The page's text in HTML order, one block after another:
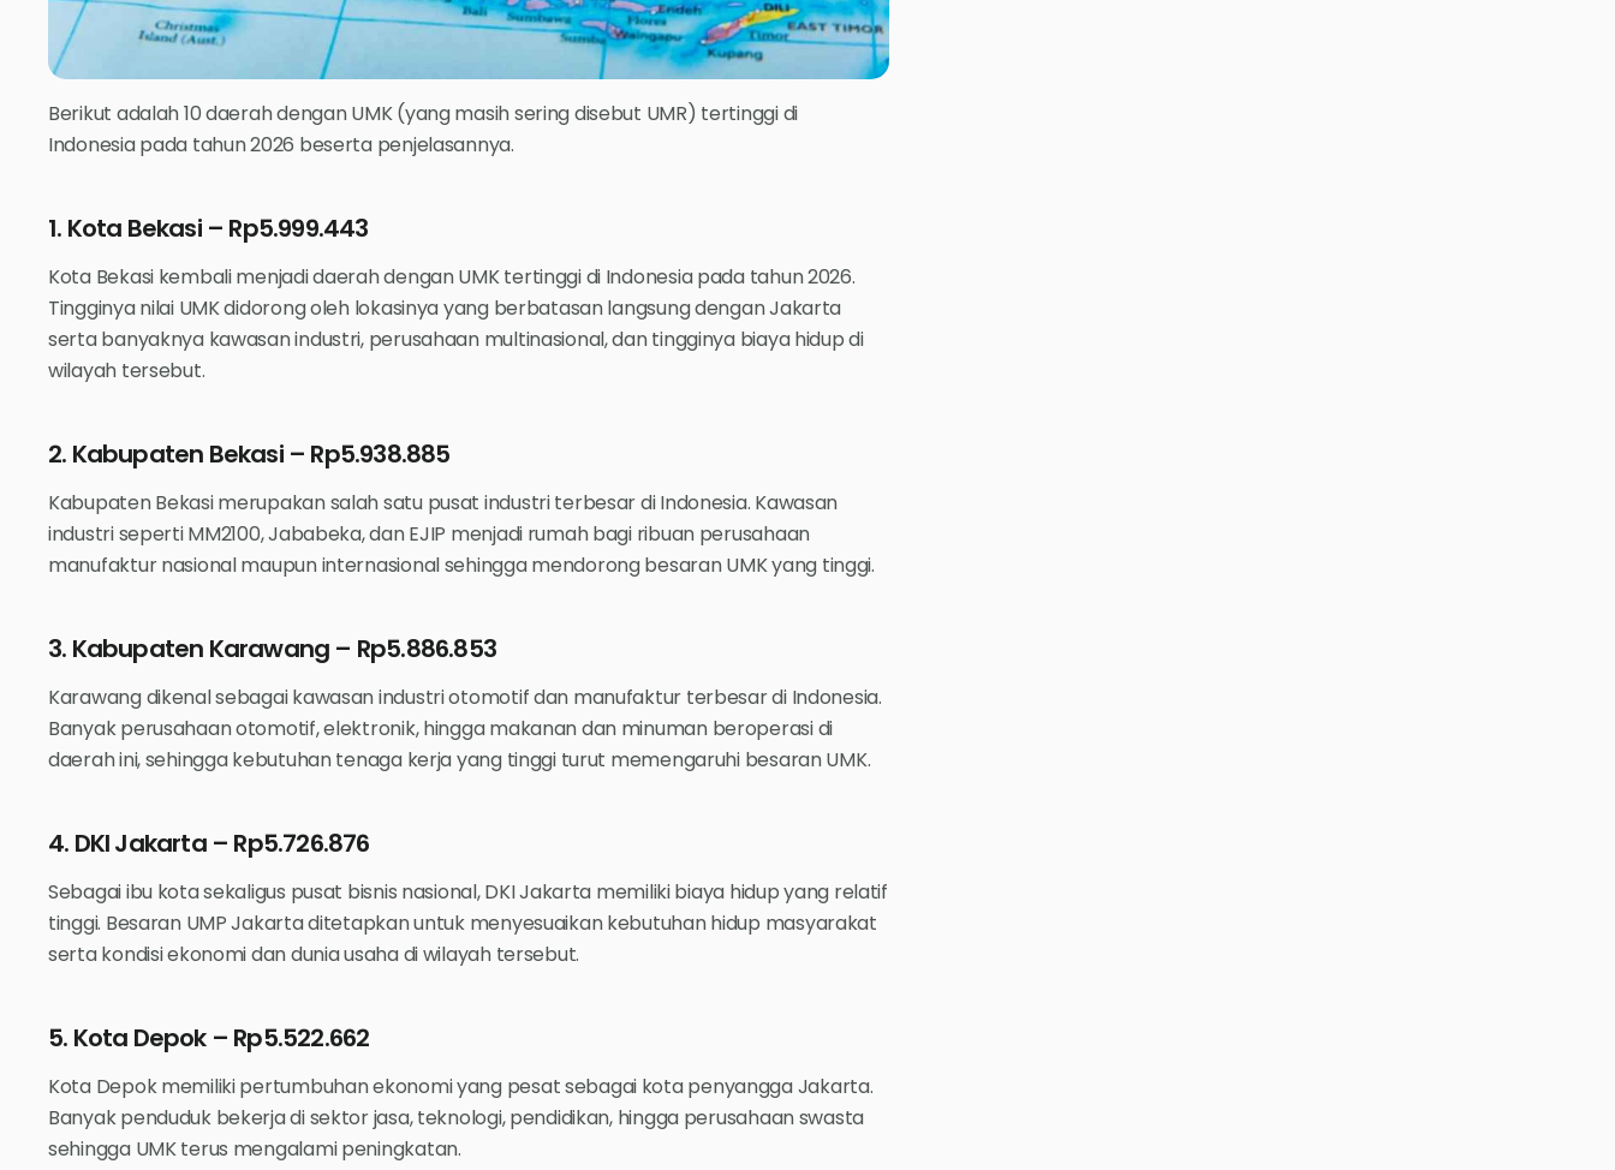
Berikut adalah 10 daerah dengan UMK (yang masih sering disebut UMR) tertinggi di
Indonesia pada tahun 2026 beserta penjelasannya.
1. Kota Bekasi – Rp5.999.443
Kota Bekasi kembali menjadi daerah dengan UMK tertinggi di Indonesia pada tahun 2026.
Tingginya nilai UMK didorong oleh lokasinya yang berbatasan langsung dengan Jakarta
serta banyaknya kawasan industri, perusahaan multinasional, dan tingginya biaya hidup di
wilayah tersebut.
2. Kabupaten Bekasi – Rp5.938.885
Kabupaten Bekasi merupakan salah satu pusat industri terbesar di Indonesia. Kawasan
industri seperti MM2100, Jababeka, dan EJIP menjadi rumah bagi ribuan perusahaan
manufaktur nasional maupun internasional sehingga mendorong besaran UMK yang tinggi.
3. Kabupaten Karawang – Rp5.886.853
Karawang dikenal sebagai kawasan industri otomotif dan manufaktur terbesar di Indonesia.
Banyak perusahaan otomotif, elektronik, hingga makanan dan minuman beroperasi di
daerah ini, sehingga kebutuhan tenaga kerja yang tinggi turut memengaruhi besaran UMK.
4. DKI Jakarta – Rp5.726.876
Sebagai ibu kota sekaligus pusat bisnis nasional, DKI Jakarta memiliki biaya hidup yang relatif
tinggi. Besaran UMP Jakarta ditetapkan untuk menyesuaikan kebutuhan hidup masyarakat
serta kondisi ekonomi dan dunia usaha di wilayah tersebut.
5. Kota Depok – Rp5.522.662
Kota Depok memiliki pertumbuhan ekonomi yang pesat sebagai kota penyangga Jakarta.
Banyak penduduk bekerja di sektor jasa, teknologi, pendidikan, hingga perusahaan swasta
sehingga UMK terus mengalami peningkatan.